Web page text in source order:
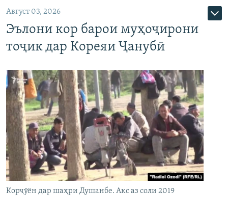
Август 03, 2026
Эълони кор барои муҳоҷирони
тоҷик дар Кореяи Ҷанубӣ
Корҷӯён дар шаҳри Душанбе. Акс аз соли 2019